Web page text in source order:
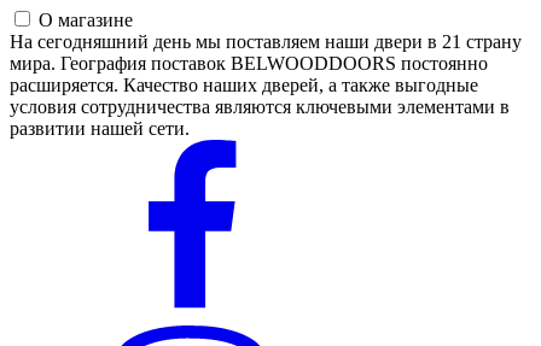
О магазине
На сегодняшний день мы поставляем наши двери в 21 страну
мира. География поставок BELWOODDOORS постоянно
расширяется. Качество наших дверей, а также выгодные
условия сотрудничества являются ключевыми элементами в
развитии нашей сети.